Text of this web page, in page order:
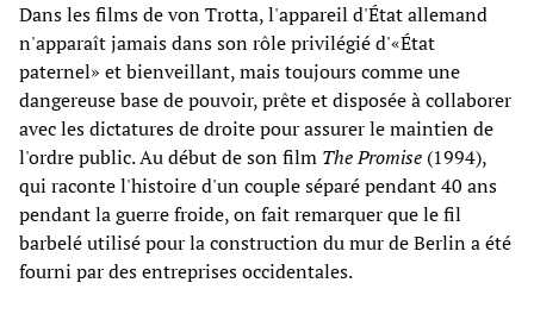
Dans les films de von Trotta, l'appareil d'État allemand
n'apparaît jamais dans son rôle privilégié d'«État
paternel» et bienveillant, mais toujours comme une
dangereuse base de pouvoir, prête et disposée à collaborer
avec les dictatures de droite pour assurer le maintien de
l'ordre public. Au début de son film The Promise (1994),
qui raconte l'histoire d'un couple séparé pendant 40 ans
pendant la guerre froide, on fait remarquer que le fil
barbelé utilisé pour la construction du mur de Berlin a été
fourni par des entreprises occidentales.